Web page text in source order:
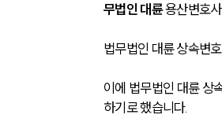
무법인 대륜 용산변호
법무법인 대륜 상속변
이에 법무법인 대륜 상
하기로 했습니다.